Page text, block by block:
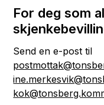
For deg som
Send en e-post til